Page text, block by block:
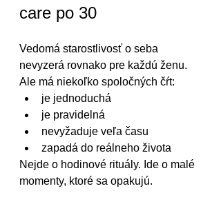
care po 30
Vedomá starostlivosť o seba
nevyzerá rovnako pre každú ženu.
Ale má niekoľko spoločných čŕt:
je jednoduchá
je pravidelná
nevyžaduje veľa času
zapadá do reálneho života
Nejde o hodinové rituály. Ide o malé
momenty, ktoré sa opakujú.